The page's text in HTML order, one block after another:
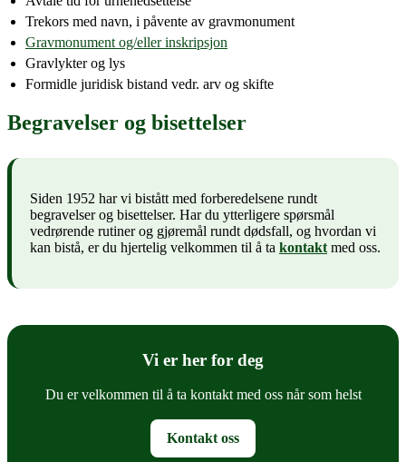
Trekors med navn, i påvente av gravmonument
Gravmonument og/eller inskripsjon
Gravlykter og lys
Formidle juridisk bistand vedr. arv og skifte
Begravelser og bisettelser
Siden 1952 har vi bistått med forberedelsene rundt
begravelser og bisettelser. Har du ytterligere spørsmål
vedrørende rutiner og gjøremål rundt dødsfall, og hvordan vi
kan bistå, er du hjertelig velkommen til å ta kontakt med oss.
Vi er her for deg
Du er velkommen til å ta kontakt med oss når som helst
Kontakt oss